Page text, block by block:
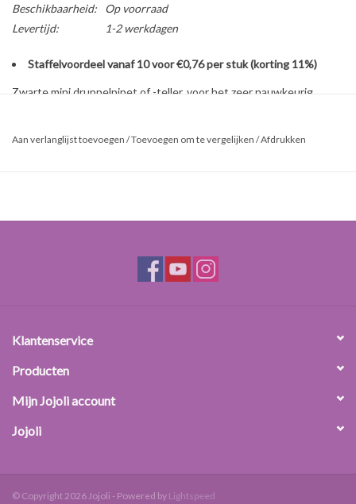
Beschikbaarheid:
Op voorraad
Levertijd:
1-2 werkdagen
Staffelvoordeel vanaf 10 voor €0,76 per stuk (korting 11%)
Zwarte mini druppelpipet of -teller, voor het zeer nauwkeurig
Inhoud 5 waterdruppels.
Aan verlanglijst toevoegen /Toevoegen om te vergelijken /Afdrukken
Klantenservice
Producten
Mijn Jojoli account
Jojoli
© Copyright 2026 Jojoli - Powered by Lightspeed